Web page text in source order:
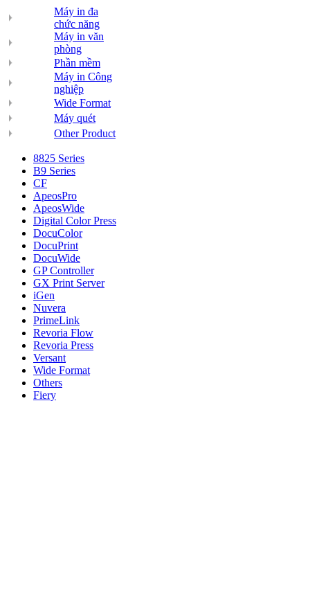
Máy in đa
chức năng
Máy in văn
phòng
Phần mềm
Máy in Công
nghiệp
Wide Format
Máy quét
Other Product
8825 Series
B9 Series
CF
ApeosPro
ApeosWide
Digital Color Press
DocuColor
DocuPrint
DocuWide
GP Controller
GX Print Server
iGen
Nuvera
PrimeLink
Revoria Flow
Revoria Press
Versant
Wide Format
Others
Fiery